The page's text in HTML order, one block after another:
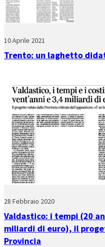
10 Aprile 2021
Trento: un laghetto
28 Febbraio 2020
Valdastico: i tempi (20
miliardi di euro), il
Provincia